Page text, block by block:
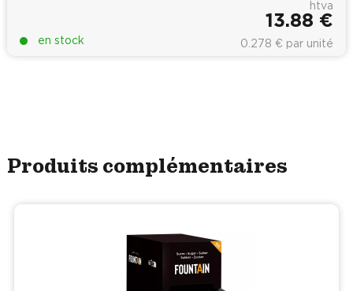
en stock
htva
13.88 €
0.278 € par unité
Produits complémentaires